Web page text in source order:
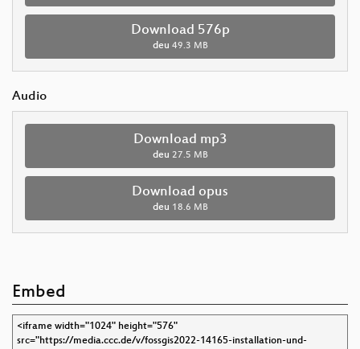
Download 576p
deu 49.3 MB
Audio
Download mp3
deu 27.5 MB
Download opus
deu 18.6 MB
Embed